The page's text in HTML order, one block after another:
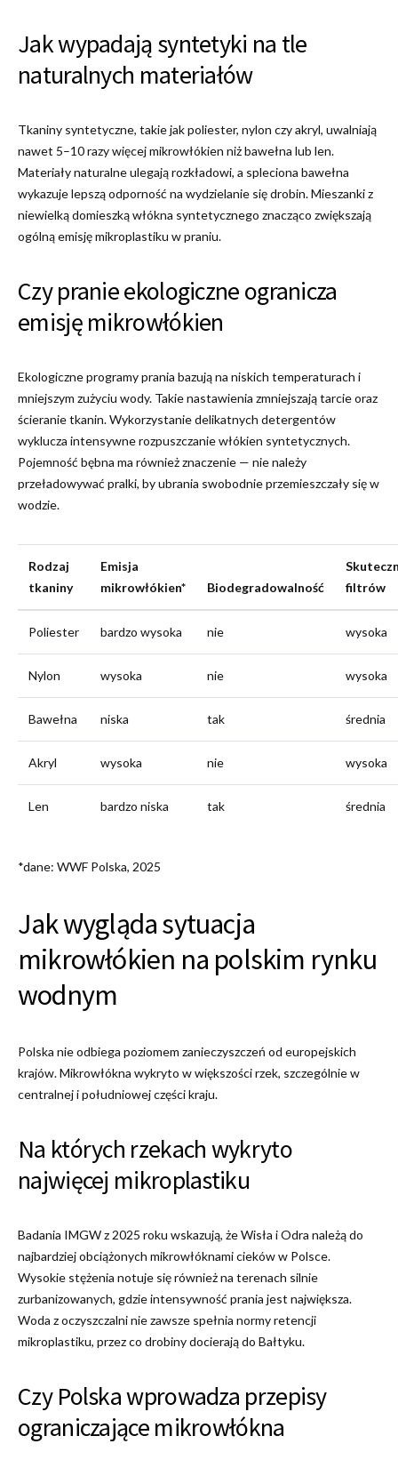
Jak wypadają syntetyki na tle
naturalnych materiałów
Tkaniny syntetyczne, takie jak poliester, nylon czy akryl, uwalniają
nawet 5–10 razy więcej mikrowłókien niż bawełna lub len.
Materiały naturalne ulegają rozkładowi, a spleciona bawełna
wykazuje lepszą odporność na wydzielanie się drobin. Mieszanki z
niewielką domieszką włókna syntetycznego znacząco zwiększają
ogólną emisję mikroplastiku w praniu.
Czy pranie ekologiczne ogranicza
emisję mikrowłókien
Ekologiczne programy prania bazują na niskich temperaturach i
mniejszym zużyciu wody. Takie nastawienia zmniejszają tarcie oraz
ścieranie tkanin. Wykorzystanie delikatnych detergentów
wyklucza intensywne rozpuszczanie włókien syntetycznych.
Pojemność bębna ma również znaczenie — nie należy
przeładowywać pralki, by ubrania swobodnie przemieszczały się w
wodzie.
Rodzaj
tkaniny
Emisja
mikrowłókien*
Biodegradowalność
filtrów
Poliester bardzo wysoka nie wysoka
Nylon wysoka nie wysoka
Bawełna niska tak średnia
Akryl wysoka nie wysoka
Len bardzo niska tak średnia
*dane: WWF Polska, 2025
Jak wygląda sytuacja
mikrowłókien na polskim rynku
wodnym
Polska nie odbiega poziomem zanieczyszczeń od europejskich
krajów. Mikrowłókna wykryto w większości rzek, szczególnie w
centralnej i południowej części kraju.
Na których rzekach wykryto
najwięcej mikroplastiku
Badania IMGW z 2025 roku wskazują, że Wisła i Odra należą do
najbardziej obciążonych mikrowłóknami cieków w Polsce.
Wysokie stężenia notuje się również na terenach silnie
zurbanizowanych, gdzie intensywność prania jest największa.
Woda z oczyszczalni nie zawsze spełnia normy retencji
mikroplastiku, przez co drobiny docierają do Bałtyku.
Czy Polska wprowadza przepisy
ograniczające mikrowłókna